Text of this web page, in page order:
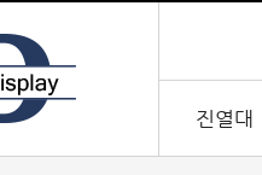
진열대